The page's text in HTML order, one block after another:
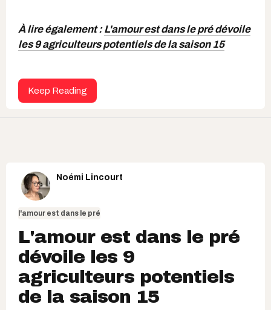
À lire également :L'amour est dans le pré dévoile
les 9 agriculteurs potentiels de la saison 15
Keep Reading
Noémi Lincourt
l'amour est dans le pré
L'amour est dans le pré
dévoile les 9
agriculteurs potentiels
de la saison 15